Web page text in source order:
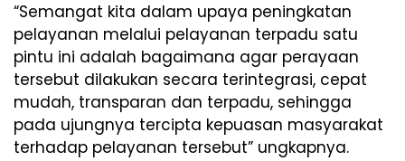
“Semangat kita dalam upaya peningkatan
pelayanan melalui pelayanan terpadu satu
pintu ini adalah bagaimana agar perayaan
tersebut dilakukan secara terintegrasi, cepat
mudah, transparan dan terpadu, sehingga
pada ujungnya tercipta kepuasan masyarakat
terhadap pelayanan tersebut” ungkapnya.